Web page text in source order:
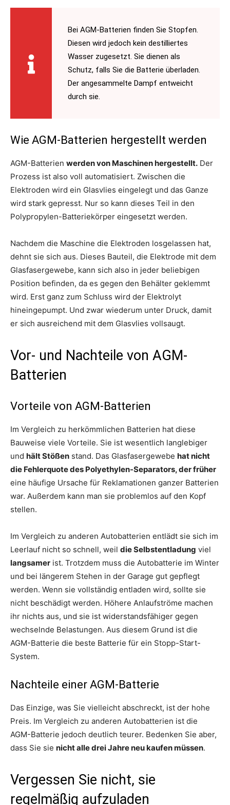
Bei AGM-Batterien finden Sie Stopfen.
Diesen wird jedoch kein destilliertes
Wasser zugesetzt. Sie dienen als
Schutz, falls Sie die Batterie überladen.
Der angesammelte Dampf entweicht
durch sie.
Wie AGM-Batterien hergestellt werden
AGM-Batterien werden von Maschinen hergestellt. Der
Prozess ist also voll automatisiert. Zwischen die
Elektroden wird ein Glasvlies eingelegt und das Ganze
wird stark gepresst. Nur so kann dieses Teil in den
Polypropylen-Batteriekörper eingesetzt werden.
Nachdem die Maschine die Elektroden losgelassen hat,
dehnt sie sich aus. Dieses Bauteil, die Elektrode mit dem
Glasfasergewebe, kann sich also in jeder beliebigen
Position befinden, da es gegen den Behälter geklemmt
wird. Erst ganz zum Schluss wird der Elektrolyt
hineingepumpt. Und zwar wiederum unter Druck, damit
er sich ausreichend mit dem Glasvlies vollsaugt.
Vor- und Nachteile von AGM-
Batterien
Vorteile von AGM-Batterien
Im Vergleich zu herkömmlichen Batterien hat diese
Bauweise viele Vorteile. Sie ist wesentlich langlebiger
und hält Stößen stand. Das Glasfasergewebe hat nicht
die Fehlerquote des Polyethylen-Separators, der früher
eine häufige Ursache für Reklamationen ganzer Batterien
war. Außerdem kann man sie problemlos auf den Kopf
stellen.
Im Vergleich zu anderen Autobatterien entlädt sie sich im
Leerlauf nicht so schnell, weil die Selbstentladung viel
langsamer ist. Trotzdem muss die Autobatterie im Winter
und bei längerem Stehen in der Garage gut gepflegt
werden. Wenn sie vollständig entladen wird, sollte sie
nicht beschädigt werden. Höhere Anlaufströme machen
ihr nichts aus, und sie ist widerstandsfähiger gegen
wechselnde Belastungen. Aus diesem Grund ist die
AGM-Batterie die beste Batterie für ein Stopp-Start-
System.
Nachteile einer AGM-Batterie
Das Einzige, was Sie vielleicht abschreckt, ist der hohe
Preis. Im Vergleich zu anderen Autobatterien ist die
AGM-Batterie jedoch deutlich teurer. Bedenken Sie aber,
dass Sie sie nicht alle drei Jahre neu kaufen müssen.
Vergessen Sie nicht, sie
regelmäßig aufzuladen